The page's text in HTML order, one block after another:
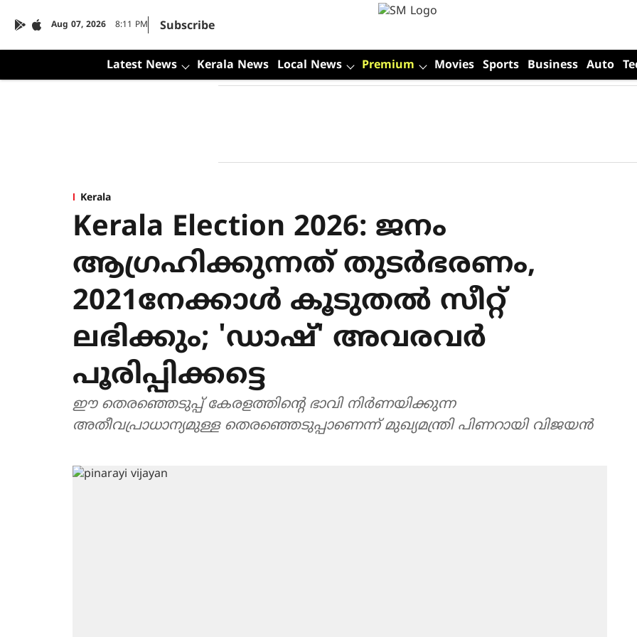
Aug 07, 2026 8:11 PM Subscribe
Latest News Kerala News Local News Premium Movies Sports Business Auto
Kerala
Kerala Election 2026: ജനം
ആഗ്രഹിക്കുന്നത് തുടര്‍ഭരണം,
2021നേക്കാള്‍ കൂടുതല്‍ സീറ്റ്
ലഭിക്കും; 'ഡാഷ്' അവരവര്‍
പൂരിപ്പിക്കട്ടെ
ഈ തെരഞ്ഞെടുപ്പ് കേരളത്തിന്റെ ഭാവി നിര്‍ണയിക്കുന്ന
അതീവപ്രാധാന്യമുള്ള തെരഞ്ഞെടുപ്പാണെന്ന് മുഖ്യമന്ത്രി പിണറായി വിജയന്‍